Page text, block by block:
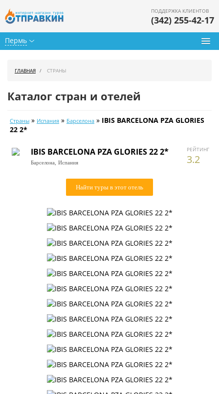
Пермь
ПОДДЕРЖКА КЛИЕНТОВ
(342) 255-42-17
Календарь туров
Цены дня
Страны
ГЛАВНАЯ СТРАНЫ
Каталог стран и отелей
Страны » Испания » Барселона » IBIS BARCELONA PZA GLORIES
22 2*
РЕЙТИНГ
3.2
IBIS BARCELONA PZA GLORIES 22 2*
Барселона, Испания
Найти туры в этот отель